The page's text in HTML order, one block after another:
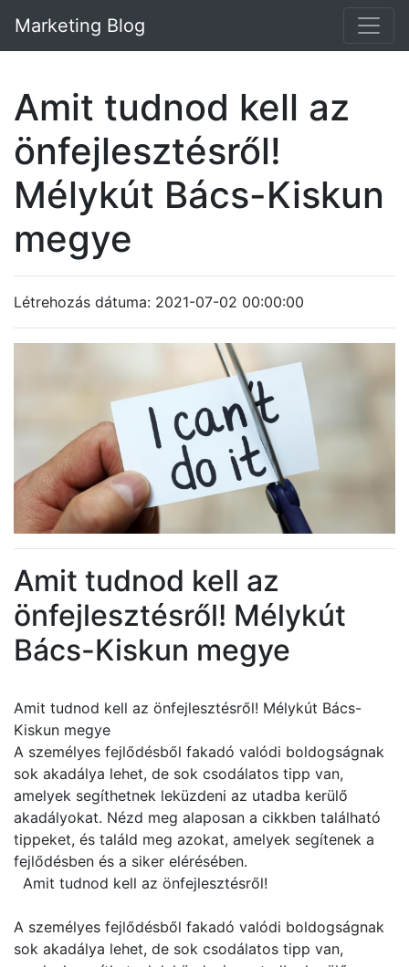
Marketing Blog
Amit tudnod kell az
önfejlesztésről!
Mélykút Bács-Kiskun
megye
Létrehozás dátuma: 2021-07-02 00:00:00
Amit tudnod kell az
önfejlesztésről! Mélykút
Bács-Kiskun megye
Amit tudnod kell az önfejlesztésről! Mélykút Bács-
Kiskun megye
A személyes fejlődésből fakadó valódi boldogságnak
sok akadálya lehet, de sok csodálatos tipp van,
amelyek segíthetnek leküzdeni az utadba kerülő
akadályokat. Nézd meg alaposan a cikkben található
tippeket, és találd meg azokat, amelyek segítenek a
fejlődésben és a siker elérésében.
Amit tudnod kell az önfejlesztésről!
A személyes fejlődésből fakadó valódi boldogságnak
sok akadálya lehet, de sok csodálatos tipp van,